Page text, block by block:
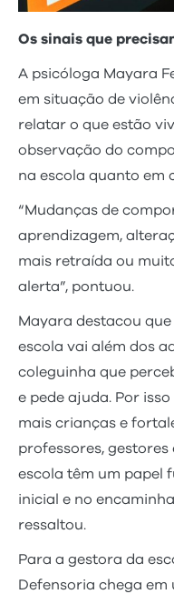
Os sinais que
A psicóloga Mayara
em situação de
relatar o que estão
observação do
na escola quanto em
“Mudanças de
aprendizagem,
mais retraída ou
alerta”, pontuou.
Mayara destacou
escola vai além dos
coleguinha que
e pede ajuda. Por
mais crianças e
professores,
escola têm um papel
inicial e no
ressaltou.
Para a gestora da
Defensoria chega em